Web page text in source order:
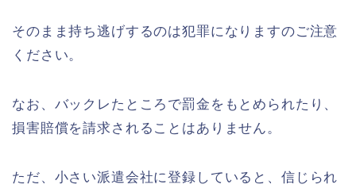
そのまま持ち逃げするのは犯罪になりますのご注意
ください。
なお、バックレたところで罰金をもとめられたり、
損害賠償を請求されることはありません。
ただ、小さい派遣会社に登録していると、信じられ